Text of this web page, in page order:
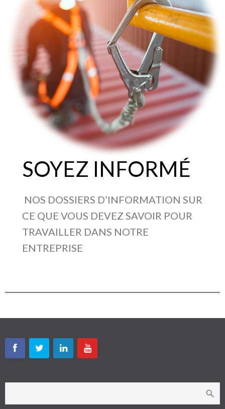
SOYEZ INFORMÉ
NOS DOSSIERS D’INFORMATION SUR
CE QUE VOUS DEVEZ SAVOIR POUR
TRAVAILLER DANS NOTRE
ENTREPRISE